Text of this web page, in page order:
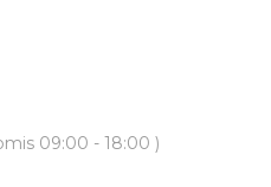
09:00 - 18:00 )